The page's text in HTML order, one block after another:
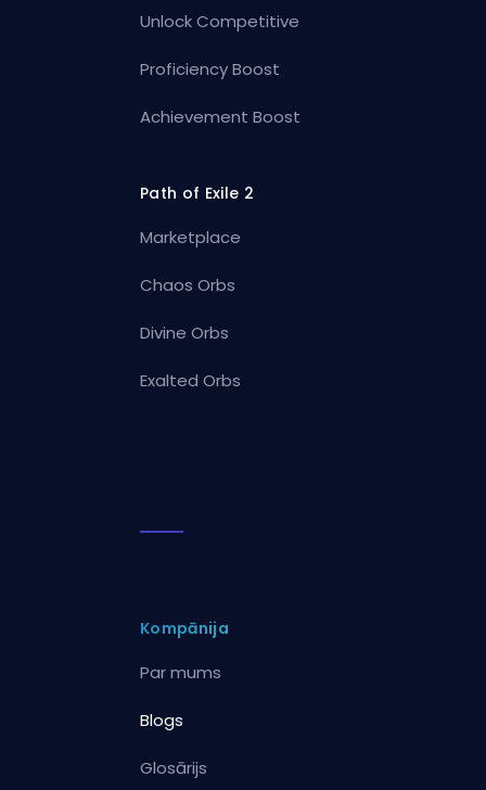
Unlock Competitive
Proficiency Boost
Achievement Boost
Path of Exile 2
Marketplace
Chaos Orbs
Divine Orbs
Exalted Orbs
Kompānija
Par mums
Blogs
Glosārijs